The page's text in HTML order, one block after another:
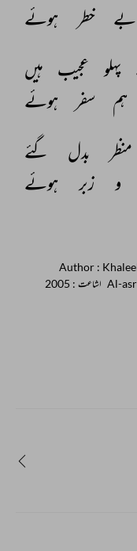
بے خطر
ہوئے
پہلو عجیب
ہیں
ہم سفر
ہوئے
منظر بدل
گئے
و زبر ہوئے
Author :
اشاعت : 2005